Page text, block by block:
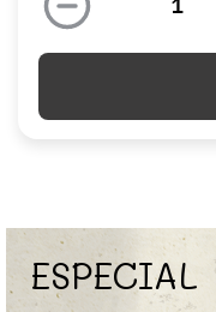
ESPECIAL